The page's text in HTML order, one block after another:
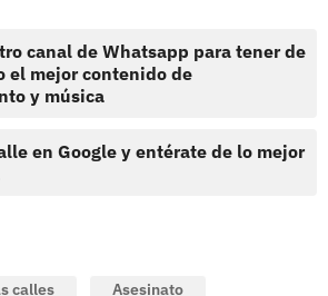
canal de Whatsapp para tener de
el mejor contenido de
y música
en Google y entérate de lo mejor
calles
Asesinato